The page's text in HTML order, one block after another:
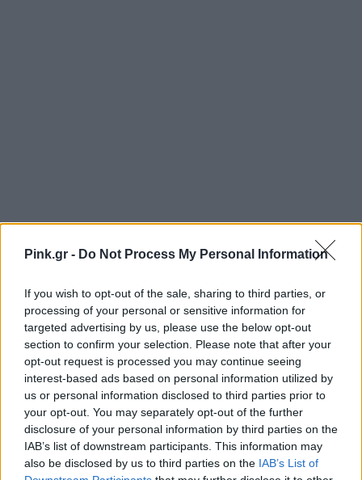
Pink.gr - Do Not Process My Personal Information
If you wish to opt-out of the sale, sharing to third parties, or
processing of your personal or sensitive information for
targeted advertising by us, please use the below opt-out
section to confirm your selection. Please note that after your
opt-out request is processed you may continue seeing
interest-based ads based on personal information utilized by
us or personal information disclosed to third parties prior to
your opt-out. You may separately opt-out of the further
disclosure of your personal information by third parties on the
IAB’s list of downstream participants. This information may
also be disclosed by us to third parties on the IAB’s List of
Ακολουθήστε το Pink.gr στοGoogle Newsκαι
μάθετε πρώτοιτα πιο hot νέα.
Ακολουθήστε το Pink.gr και στοInstagram